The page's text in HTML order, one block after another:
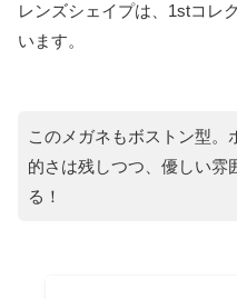
レンズシェイプは、1stコレ
います。
このメガネもボストン型。
的さは残しつつ、優しい雰
る！